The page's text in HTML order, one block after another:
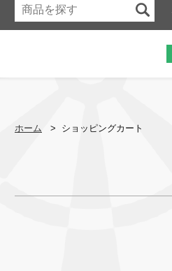
ホーム > ショッピングカート